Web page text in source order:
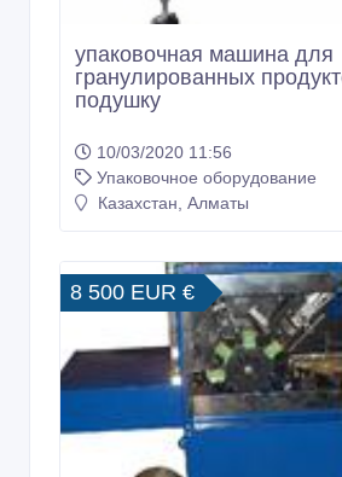
упаковочная машина для
гранулированных
подушку
10/03/2020 11:56
Упаковочное оборудование
Казахстан, Алматы
8 500 EUR €